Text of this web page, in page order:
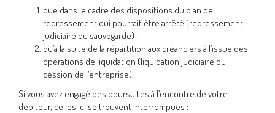
que dans le cadre des dispositions du plan de
redressement qui pourrait être arrêté (redressement
judiciaire ou sauvegarde) ;
qu’à la suite de la répartition aux créanciers à l’issue des
opérations de liquidation (liquidation judiciaire ou
cession de l’entreprise).
Si vous avez engagé des poursuites à l’encontre de votre
débiteur, celles-ci se trouvent interrompues :